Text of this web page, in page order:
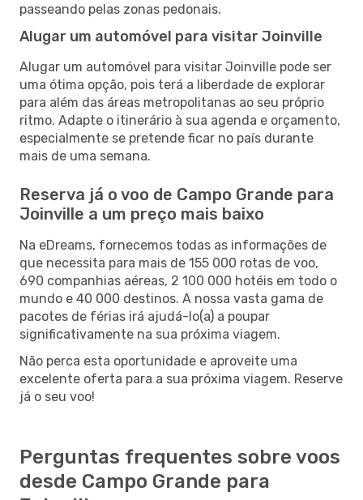
passeando pelas zonas pedonais.
Alugar um automóvel para visitar Joinville
Alugar um automóvel para visitar Joinville pode ser
uma ótima opção, pois terá a liberdade de explorar
para além das áreas metropolitanas ao seu próprio
ritmo. Adapte o itinerário à sua agenda e orçamento,
especialmente se pretende ficar no país durante
mais de uma semana.
Reserva já o voo de Campo Grande para
Joinville a um preço mais baixo
Na eDreams, fornecemos todas as informações de
que necessita para mais de 155 000 rotas de voo,
690 companhias aéreas, 2 100 000 hotéis em todo o
mundo e 40 000 destinos. A nossa vasta gama de
pacotes de férias irá ajudá-lo(a) a poupar
significativamente na sua próxima viagem.
Não perca esta oportunidade e aproveite uma
excelente oferta para a sua próxima viagem. Reserve
já o seu voo!
Perguntas frequentes sobre voos
desde Campo Grande para